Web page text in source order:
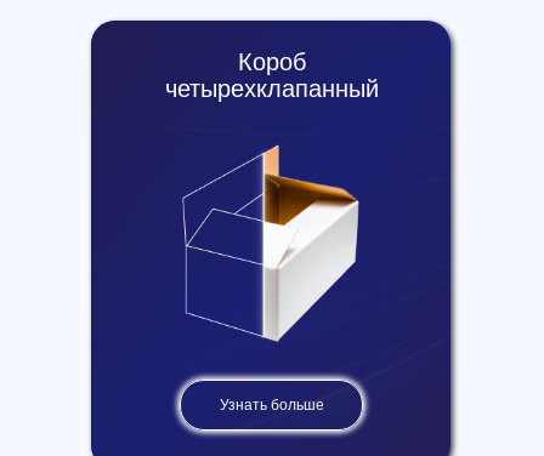
Короб
четырехклапанный
Узнать больше